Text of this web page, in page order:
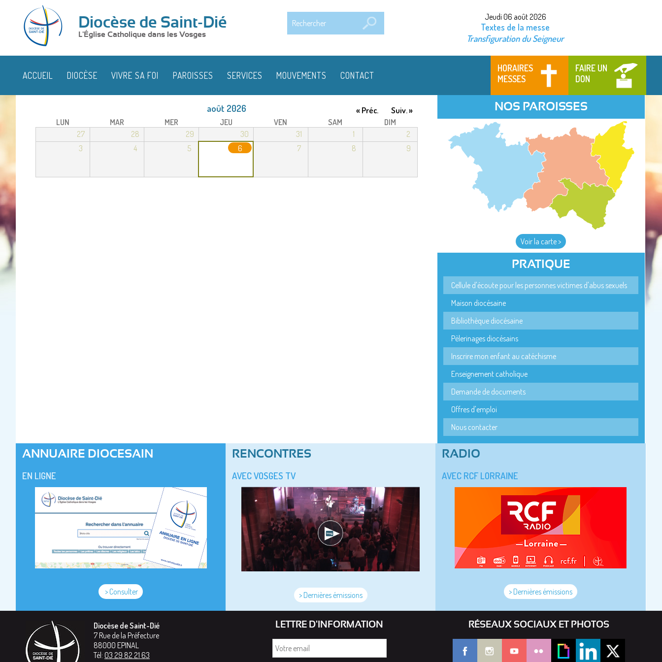
Diocèse de Saint-Dié
L'Église Catholique dans les Vosges
Jeudi 06 août 2026
Textes de la messe
Transfiguration du Seigneur
HORAIRES
MESSES
FAIRE UN
DON
ACCUEIL DIOCÈSE VIVRE SA FOI PAROISSES SERVICES MOUVEMENTS CONTACT
août 2026 « Préc. Suiv. »
LUN MAR MER JEU VEN SAM
DIM
27
28 29 30 31 1
2
3
4 5 6 7 8 9
NOS PAROISSES
Voir la carte >
PRATIQUE
Cellule d'écoute pour les personnes victimes d'abus sexuels
Maison diocésaine
Bibliothèque diocésaine
Pèlerinages diocésains
Inscrire mon enfant au catéchisme
Enseignement catholique
Demande de documents
Offres d'emploi
Nous contacter
ANNUAIRE DIOCESAIN
EN LIGNE
> Consulter
RENCONTRES
AVEC VOSGES TV
> Dernières émissions
RADIO
AVEC RCF LORRAINE
> Dernières émissions
Diocèse de Saint-Dié
7 Rue de la Préfecture
88000 EPINAL
Tél: 03 29 82 21 63
LETTRE D'INFORMATION RÉSEAUX SOCIAUX ET PHOTOS